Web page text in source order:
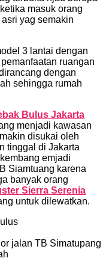
masuk orang
yag semakin
3 lantai dengan
ruangan
dengan
sehingga rumah
Bulus Jakarta
menjadi kawasan
disukai oleh
tinggal di Jakarta
emjadi
Siamtuang karena
banyak orang
Sierra Serenia
untuk dilewatkan.
jalan TB Simatupang